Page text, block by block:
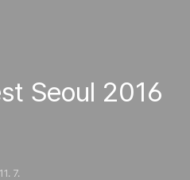
Seoul 2016
7.